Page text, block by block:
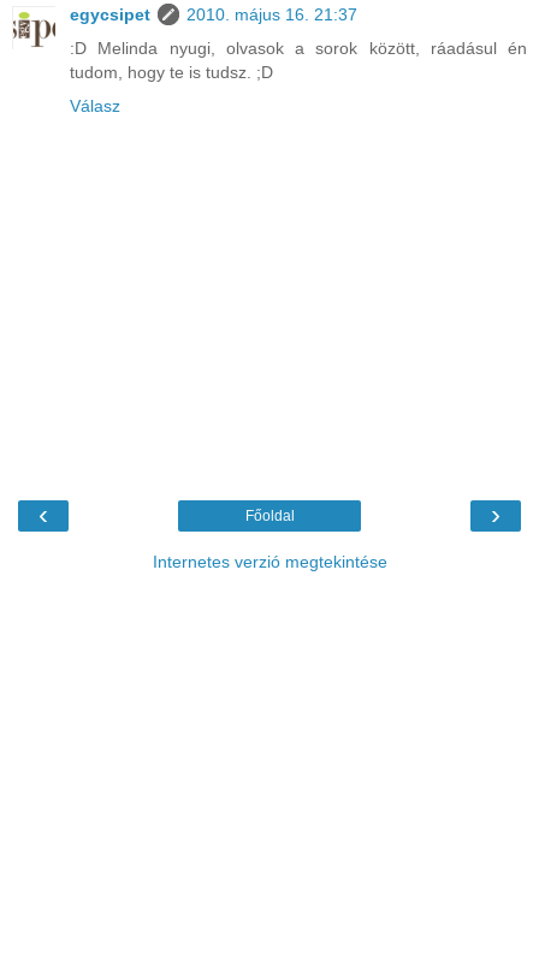
egycsipet
2010. május 16. 21:37
:D Melinda nyugi, olvasok a sorok között, ráadásul én
tudom, hogy te is tudsz. ;D
Válasz
‹ ›
Főoldal
Internetes verzió megtekintése